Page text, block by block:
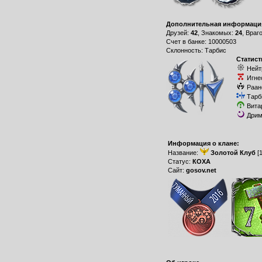
Дополнительная
Друзей: 42, Знакомых: 24,
Счет в банке: 10000503
Склонность: Тарбис
Информация о клане:
Название:
Золотой Клуб
Статус: КОХА
Сайт: gosov.net